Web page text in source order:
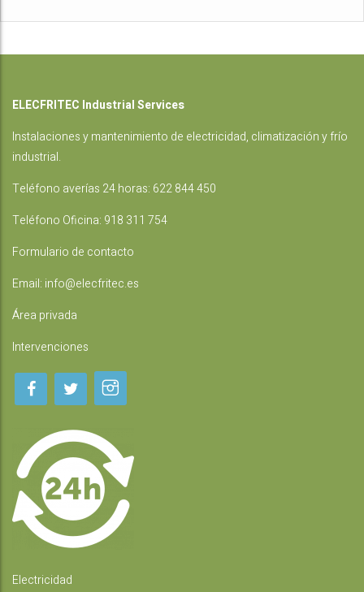
ELECFRITEC Industrial Services
Instalacionesy mantenimiento de electricidad, climatización y frío
industrial.
Teléfono averías 24 horas: 622 844 450
Teléfono Oficina: 918 311 754
Formulario de contacto
Email: info@elecfritec.es
Área privada
Intervenciones
Electricidad